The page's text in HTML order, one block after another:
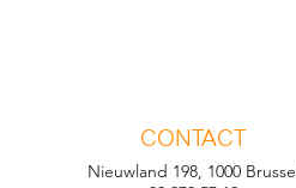
CONTACT
Nieuwland 198, 1000